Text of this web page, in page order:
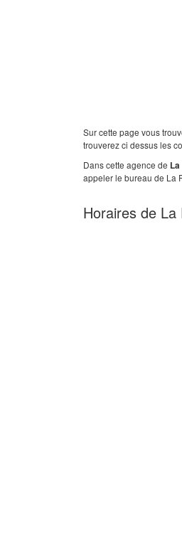
Sur cette page vous
trouverez ci dessus les
Dans cette agence de
appeler le bureau de La
Horaires de